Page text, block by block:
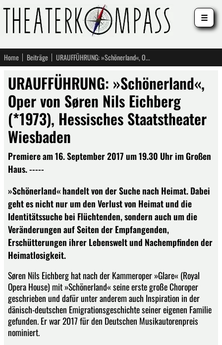
Home Beiträge URAUFFÜHRUNG: »Schönerland«, Oper von Søren Nils Eichberg (*1973), Hessisches Staatstheater Wiesbaden
URAUFFÜHRUNG: »Schönerland«,
Oper von Søren Nils Eichberg
(*1973), Hessisches Staatstheater
Wiesbaden
Premiere am 16. September 2017 um 19.30 Uhr im Großen
Haus. -----
»Schönerland« handelt von der Suche nach Heimat. Dabei
geht es nicht nur um den Verlust von Heimat und die
Identitätssuche bei Flüchtenden, sondern auch um die
Veränderungen auf Seiten der Empfangenden,
Erschütterungen ihrer Lebenswelt und Nachempfinden der
Heimatlosigkeit.
Søren Nils Eichberg hat nach der Kammeroper »Glare« (Royal
Opera House) mit »Schönerland« seine erste große Choroper
geschrieben und dafür unter anderem auch Inspiration in der
dänisch-deutschen Emigrationsgeschichte seiner eigenen Familie
gefunden. Er war 2017 für den Deutschen Musikautorenpreis
nominiert.
☰